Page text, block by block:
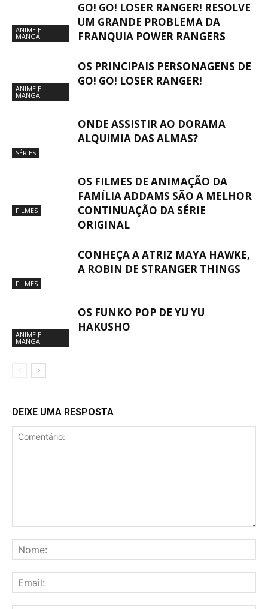
ANIME E
MANGÁ
GO! GO! LOSER RANGER! RESOLVE
UM GRANDE PROBLEMA DA
FRANQUIA POWER RANGERS
ANIME E
MANGÁ
OS PRINCIPAIS PERSONAGENS DE
GO! GO! LOSER RANGER!
SÉRIES
ONDE ASSISTIR AO DORAMA
ALQUIMIA DAS ALMAS?
FILMES
OS FILMES DE ANIMAÇÃO DA
FAMÍLIA ADDAMS SÃO A MELHOR
CONTINUAÇÃO DA SÉRIE
ORIGINAL
FILMES
CONHEÇA A ATRIZ MAYA HAWKE,
A ROBIN DE STRANGER THINGS
ANIME E
MANGÁ
OS FUNKO POP DE YU YU
HAKUSHO
DEIXE UMA RESPOSTA